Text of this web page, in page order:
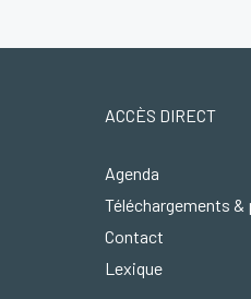
ACCÈS DIRECT
Agenda
Téléchargements
Contact
Lexique